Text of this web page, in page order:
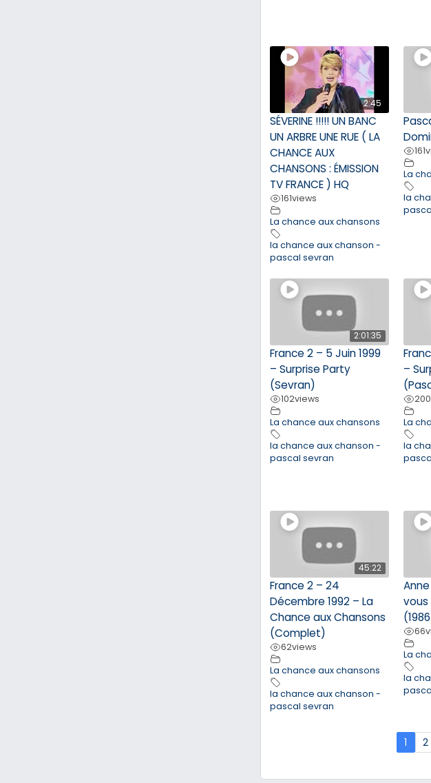
2:45
SÉVERINE !!!!! UN BANC
UN ARBRE UNE RUE ( LA
CHANCE AUX
CHANSONS : ÉMISSION
TV FRANCE ) HQ
161views
La chance aux chansons
la chance aux chanson -
pascal sevran
161
La
la
2:01:35
France 2 – 5 Juin 1999
– Surprise Party
(Sevran)
102views
La chance aux chansons
la chance aux chanson -
pascal sevran
–
200
La
la
45:22
France 2 – 24
Décembre 1992 – La
Chance aux Chansons
(Complet)
62views
La chance aux chansons
la chance aux chanson -
pascal sevran
66
La
la
1 2